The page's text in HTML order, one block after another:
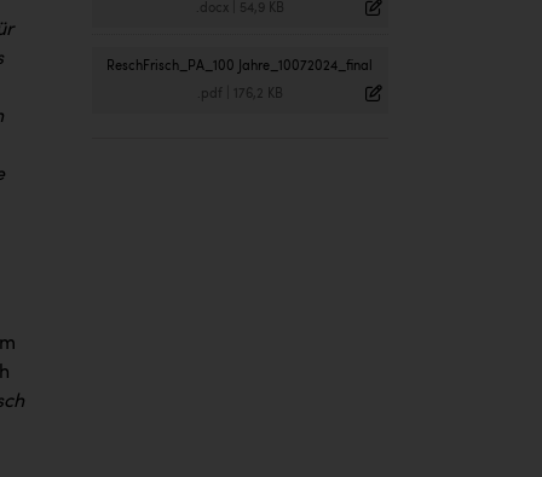
.docx| 54,9 KB
ReschFrisch_PA_100 Jahre_10072024_final
.pdf 176,2 KB